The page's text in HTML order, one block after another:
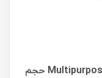
کرم چند منظوره کلیون Cliven مدل Multipurpose حجم